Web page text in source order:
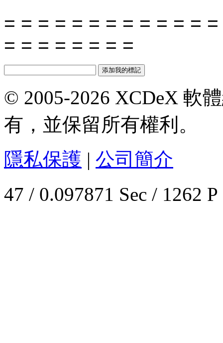
= = = = = = = = = = = =
= = = = = = = =
© 2005-2026 XCDeX 軟
有，並保留所有權利。
隱私保護 | 公司簡介
47 / 0.097871 Sec / 1262